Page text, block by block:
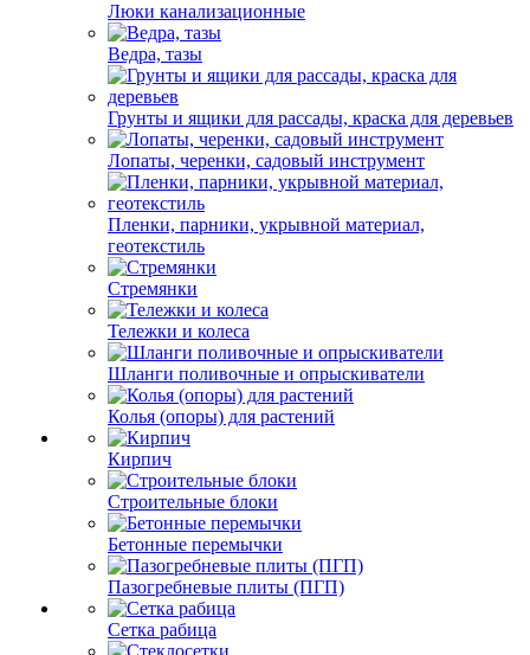
Люки канализационные
Ведра, тазы
Грунты и ящики для рассады, краска для деревьев
Лопаты, черенки, садовый инструмент
Пленки, парники, укрывной материал,
геотекстиль
Стремянки
Тележки и колеса
Шланги поливочные и опрыскиватели
Колья (опоры) для растений
Кирпич
Строительные блоки
Бетонные перемычки
Пазогребневые плиты (ПГП)
Сетка рабица